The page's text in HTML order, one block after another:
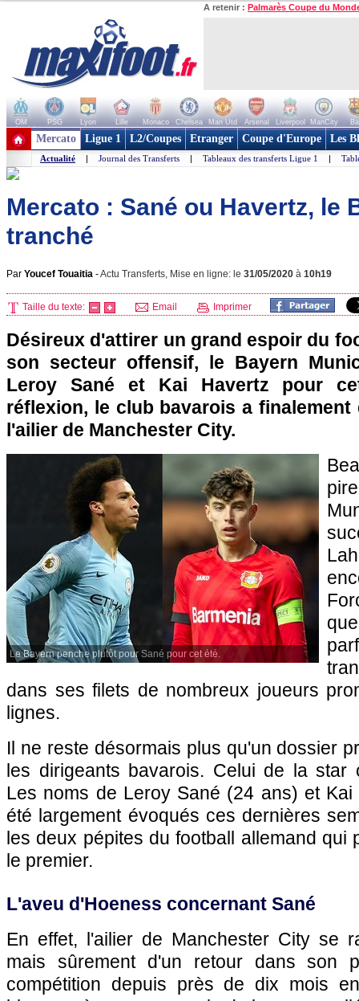
A retenir : Palmarès Coupe du
OM PSG Lyon Lille Monaco Chelsea Man Utd Arsenal Liverpool ManCity
+ de clubs
Mercato Ligue 1 L2/Coupes Etranger Coupe d'Europe Les
Actualité | Journal des Transferts | Tableaux des transferts Ligue 1 |
Mercato : Sané ou Havertz, le
tranché
Par Youcef Touaitia -Actu Transferts, Mise en ligne: le 31/05/2020 à 10h19
Taille du texte: Email Imprimer
Désireux d'attirer un grand espoir du
son secteur offensif, le Bayern
Leroy Sané et Kai Havertz pour
réflexion, le club bavarois a
l'ailier de Manchester City.
Le Bayern penche plutôt pour Sané pour cet été.
dans ses filets de nombreux joueurs
lignes.
Il ne reste désormais plus qu'un dossier
les dirigeants bavarois. Celui de la star
Les noms de Leroy Sané (24 ans) et
été largement évoqués ces dernières
les deux pépites du football allemand qui
le premier.
L'aveu d'Hoeness concernant Sané
En effet, l'ailier de Manchester City se
mais sûrement d'un retour dans son
compétition depuis près de dix mois